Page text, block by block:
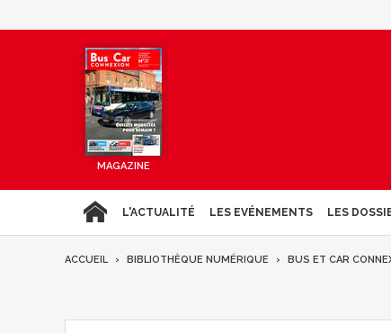
MAGAZINE
L'ACTUALITÉ LES EVÉNEMENTS LES
ACCUEIL BIBLIOTHÈQUE NUMÉRIQUE BUS ET CAR